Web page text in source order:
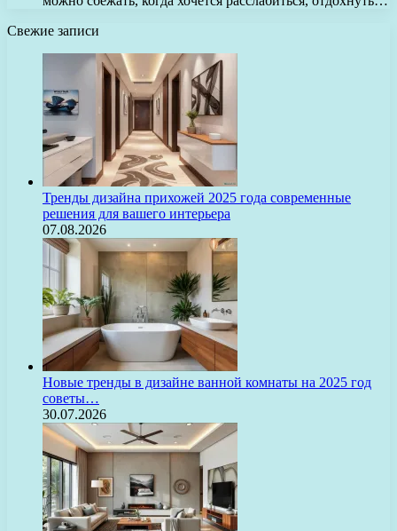
Свежие записи
Тренды дизайна прихожей 2025 года современные
решения для вашего интерьера
07.08.2026
Новые тренды в дизайне ванной комнаты на 2025 год
советы…
30.07.2026